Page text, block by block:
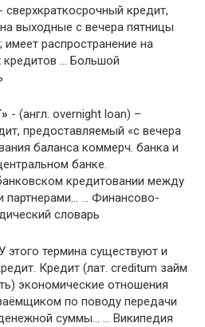
- сверхкраткосрочный кредит,
выходные с вечера пятницы
распространение на
… Большой
- (англ. overnight loan) –
предоставляемый «с вечера
баланса коммерч. банка и
банке.
кредитовании между
… Финансово-
словарь
этого термина существуют и
Кредит (лат. creditum займ
экономические отношения
по поводу передачи
суммы… … Википедия